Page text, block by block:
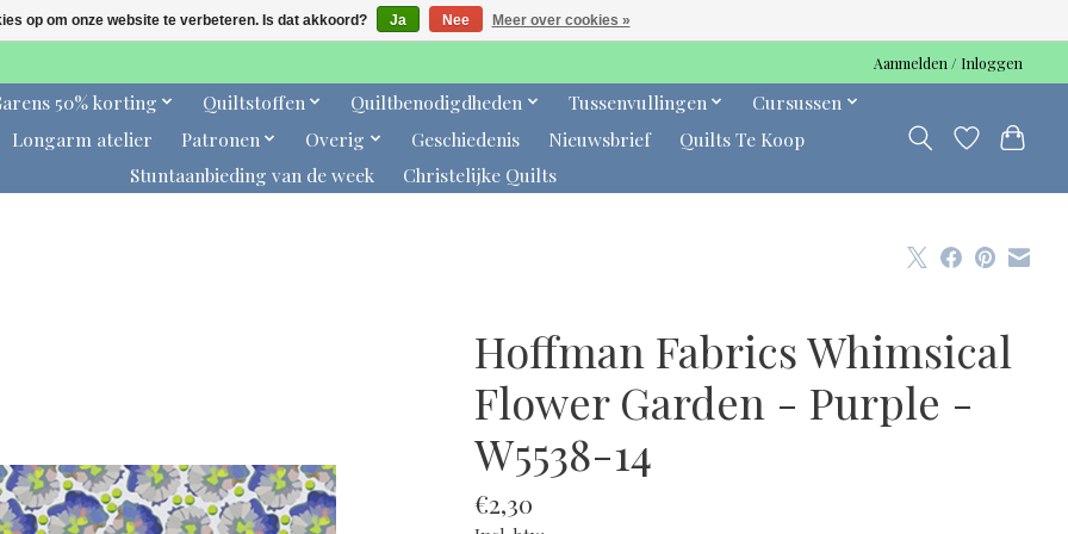
Aanmelden / Inloggen
50% korting Quiltstoffen Quiltbenodigdheden Tussenvullingen
Cursussen
Longarm atelier
Patronen Overig Geschiedenis Nieuwsbrief
Quilts Te Koop
Stuntaanbieding van de week
Christelijke Quilts
Hoffman Fabrics Whimsical
Flower Garden - Purple -
W5538-14
€2,30
op om onze website te verbeteren. Is dat akkoord? Ja Nee Meer over cookies »